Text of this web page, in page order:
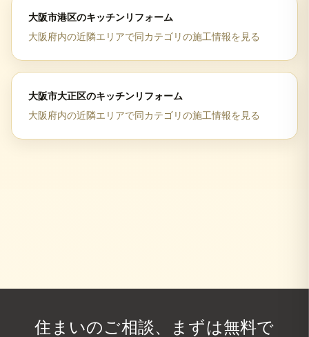
大阪市港区のキッチンリフォーム
大阪府内の近隣エリアで同カテゴリの施工情報を見る
大阪市大正区のキッチンリフォーム
大阪府内の近隣エリアで同カテゴリの施工情報を見る
住まいのご相談、まずは無料で